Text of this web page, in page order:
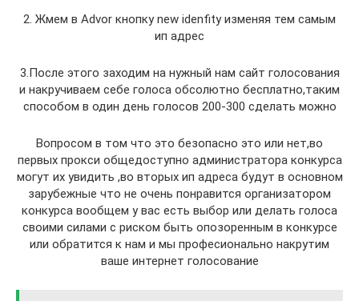
2. Жмем в Advor кнопку new idenfity изменяя тем самым
ип адрес
3.После этого заходим на нужный нам сайт голосования
и накручиваем себе голоса обсолютно бесплатно,таким
способом в один день голосов 200-300 сделать можно
Вопросом в том что это безопасно это или нет,во
первых прокси общедоступно администратора конкурса
могут их увидить ,во вторых ип адреса будут в основном
зарубежные что не очень понравится организатором
конкурса вообщем у вас есть выбор или делать голоса
своими силами с риском быть опозоренным в конкурсе
или обратится к нам и мы професионально накрутим
ваше интернет голосование